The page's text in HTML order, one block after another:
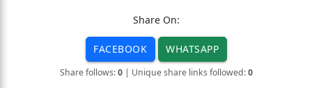
Share On:
FACEBOOK WHATSAPP
Share follows:0| Unique share links followed:0